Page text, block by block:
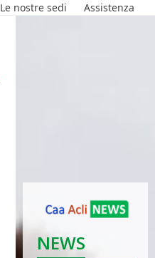
Le nostre sedi Assistenza
NEWS